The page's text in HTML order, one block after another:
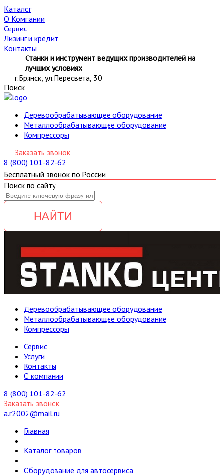
Каталог
О Компании
Сервис
Лизинг и кредит
Контакты
Станки и инструмент ведущих производителей на
лучших условиях
г.Брянск, ул.Пересвета, 30
Поиск
Деревообрабатывающее оборудование
Металлообрабатывающее оборудование
Компрессоры
Заказать звонок
8 (800) 101-82-62
Бесплатный звонок по России
Поиск по сайту
НАЙТИ
Деревообрабатывающее оборудование
Металлообрабатывающее оборудование
Компрессоры
Cервис
Услуги
Контакты
О компании
8 (800) 101-82-62
Заказать звонок
a.r2002@mail.ru
Главная
Каталог товаров
Оборудование для автосервиса